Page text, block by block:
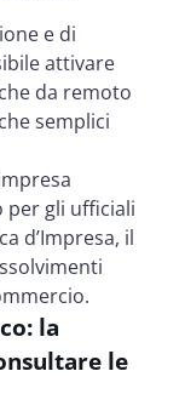
e di
attivare
da remoto
semplici
per gli ufficiali
d’Impresa, il
la
le